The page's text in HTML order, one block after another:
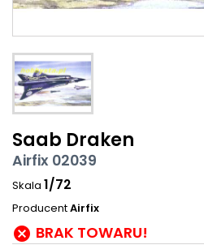
Saab Draken
Airfix 02039
Skala 1/72
ProducentAirfix
 BRAK TOWARU!